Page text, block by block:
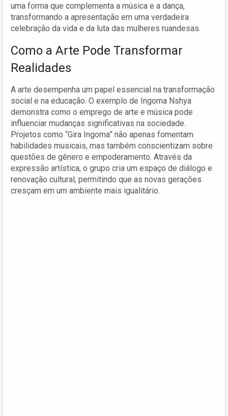
uma forma que complementa a música e a dança,
transformando a apresentação em uma verdadeira
celebração da vida e da luta das mulheres ruandesas.
Como a Arte Pode Transformar
Realidades
A arte desempenha um papel essencial na transformação
social e na educação. O exemplo de Ingoma Nshya
demonstra como o emprego de arte e música pode
influenciar mudanças significativas na sociedade.
Projetos como “Gira Ingoma” não apenas fomentam
habilidades musicais, mas também conscientizam sobre
questões de gênero e empoderamento. Através da
expressão artística, o grupo cria um espaço de diálogo e
renovação cultural, permitindo que as novas gerações
cresçam em um ambiente mais igualitário.